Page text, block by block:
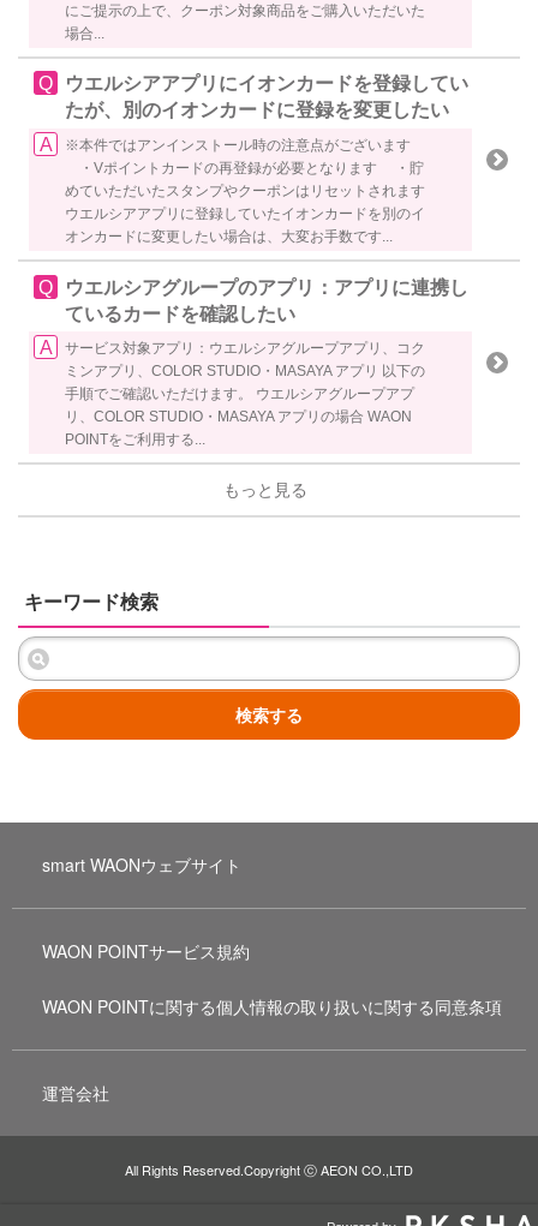
にご提示の上で、クーポン対象商品をご購入いただいた
場合...
ウエルシアアプリにイオンカードを登録してい
たが、別のイオンカードに登録を変更したい
※本件ではアンインストール時の注意点がございます
・Vポイントカードの再登録が必要となります ・貯
めていただいたスタンプやクーポンはリセットされます
ウエルシアアプリに登録していたイオンカードを別のイ
オンカードに変更したい場合は、大変お手数です...
ウエルシアグループのアプリ：アプリに連携し
ているカードを確認したい
サービス対象アプリ：ウエルシアグループアプリ、コク
ミンアプリ、COLOR STUDIO・MASAYA アプリ 以下の
手順でご確認いただけます。 ウエルシアグループアプ
リ、COLOR STUDIO・MASAYA アプリの場合 WAON
POINTをご利用する...
もっと見る
キーワード検索
検索する
smart WAONウェブサイト
WAON POINTサービス規約
WAON POINTに関する個人情報の取り扱いに関する同意条項
運営会社
All Rights Reserved.Copyright ⓒ AEON CO.,LTD